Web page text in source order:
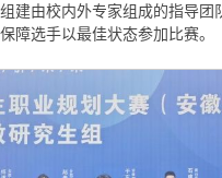
建由校内外专家组成的指导
障选手以最佳状态参加比赛。